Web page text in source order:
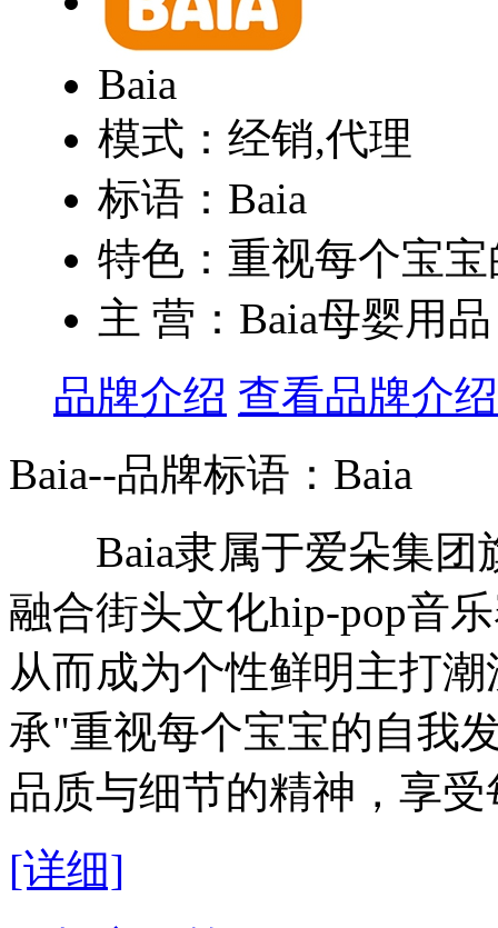
Baia
模式：经销,代理
标语：Baia
特色：重视每个宝
主 营：Baia母婴用品
品牌介绍 查看品牌介绍
Baia--品牌标语： Baia
Baia隶属于爱朵集团
融合街头文化hip-pop音
从而成为个性鲜明主打
承"重视每个宝宝的自我
品质与细节的精神，享
[详细]